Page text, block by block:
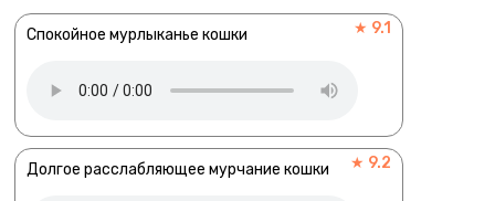
Спокойное мурлыканье кошки ★ 9.1
Долгое расслабляющее мурчание кошки ★ 9.2